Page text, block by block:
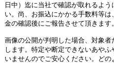
日中）迄に当社で確認が取れるよ
い。尚、お振込にかかる手数料等
金の確認後にご報告させて頂きます。
画像の公開が判明した場合、対象
します。特定や断定できないあや
いませんのでご安心ください。ど